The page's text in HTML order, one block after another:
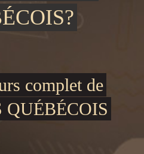
complet de